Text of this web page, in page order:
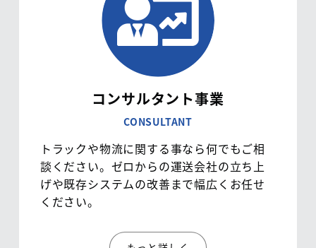
コンサルタント事業
CONSULTANT
トラックや物流に関する事なら何でもご相
談ください。ゼロからの運送会社の立ち上
げや既存システムの改善まで幅広くお任せ
ください。